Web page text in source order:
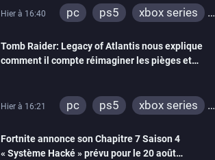
Hier à 16:40 pc ps5
xbox series
Tomb Raider: Legacy of Atlantis nous explique
comment il compte réimaginer les pièges et
Hier à 16:21 pc ps5
xbox series
Fortnite annonce son Chapitre 7 Saison 4
« Système Hacké » prévu pour le 20 août